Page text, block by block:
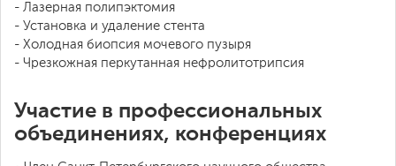
- Лазерная полипэктомия
- Установка и удаление стента
- Холодная биопсия мочевого пузыря
- Чрезкожная перкутанная нефролитотрипсия
Участие в профессиональных
объединениях, конференциях